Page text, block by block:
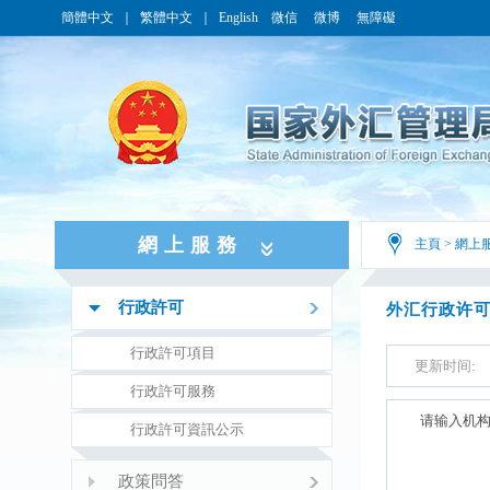
簡體中文 繁體中文 English 微信 微博 無障礙
網上服務
行政許可
行政許可項目
行政許可服務
行政許可資訊公示
政策問答
主頁 > 網上